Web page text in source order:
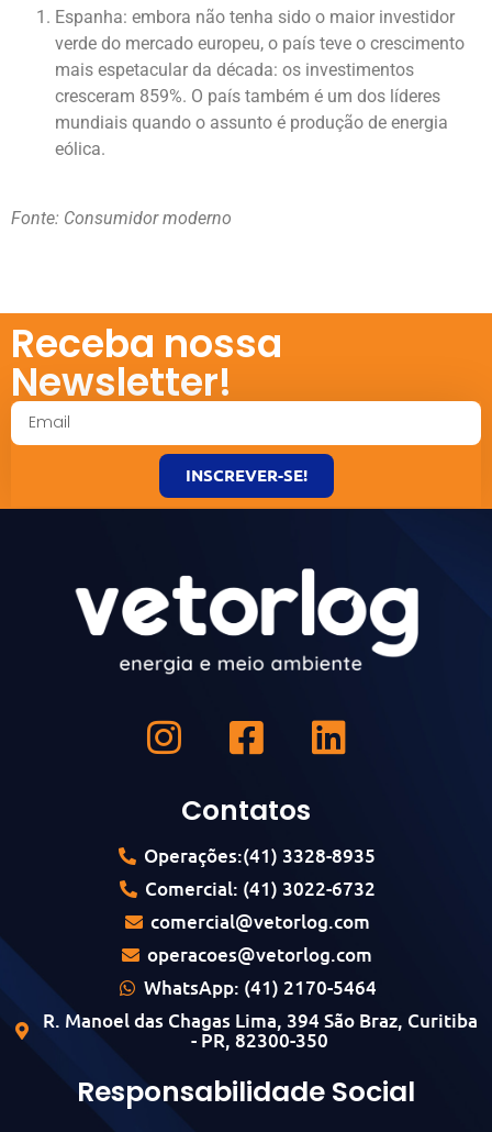
Espanha: embora não tenha sido o maior investidor
verde do mercado europeu, o país teve o crescimento
mais espetacular da década: os investimentos
cresceram 859%. O país também é um dos líderes
mundiais quando o assunto é produção de energia
eólica.
Fonte: Consumidor moderno
Receba nossa
Newsletter!
INSCREVER-SE!
Contatos
Operações:(41) 3328-8935
Comercial: (41) 3022-6732
comercial@vetorlog.com
operacoes@vetorlog.com
WhatsApp: (41) 2170-5464
R. Manoel das Chagas Lima, 394 São Braz, Curitiba
- PR, 82300-350
Responsabilidade Social